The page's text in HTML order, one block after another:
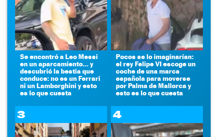
Se encontró a Leo Messi
en un aparcamiento... y
descubrió la bestia que
conduce: no es un Ferrari
ni un Lamborghini y esto
es lo que cuesta
Pocos se lo imaginarían:
el rey Felipe VI escoge un
coche de una marca
española para moverse
por Palma de Mallorca y
esto es lo que cuesta
3 4